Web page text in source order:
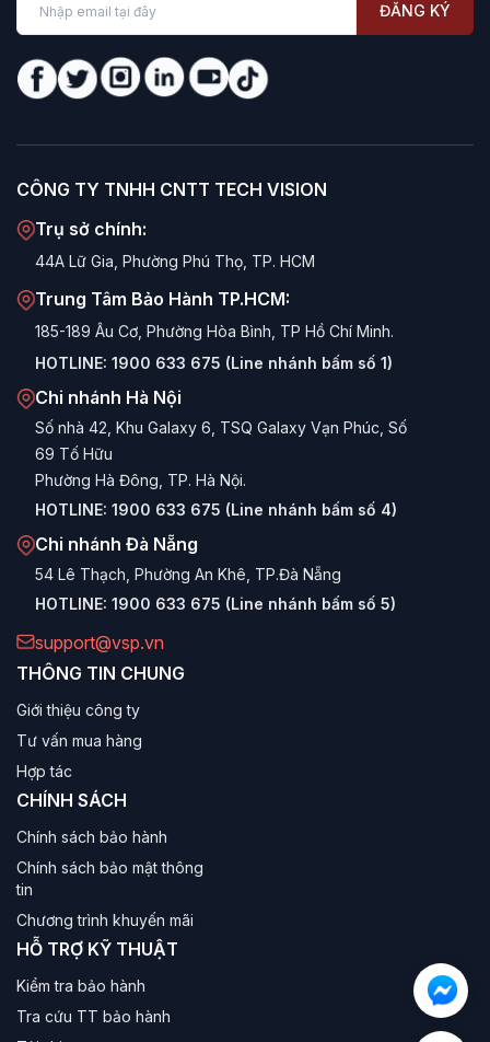
ĐĂNG KÝ
CÔNG TY TNHH CNTT TECH VISION
Trụ sở chính:
44A Lữ Gia, Phường Phú Thọ, TP. HCM
Trung Tâm Bảo Hành TP.HCM:
185-189 Âu Cơ, Phường Hòa Bình, TP Hồ Chí Minh.
HOTLINE: 1900 633 675 (Line nhánh bấm số 1)
Chi nhánh Hà Nội
Số nhà 42, Khu Galaxy 6, TSQ Galaxy Vạn Phúc, Số
69 Tố Hữu
Phường Hà Đông, TP. Hà Nội.
HOTLINE: 1900 633 675 (Line nhánh bấm số 4)
Chi nhánh Đà Nẵng
54 Lê Thạch, Phường An Khê, TP.Đà Nẵng
HOTLINE: 1900 633 675 (Line nhánh bấm số 5)
support@vsp.vn
THÔNG TIN CHUNG
Giới thiệu công ty
Tư vấn mua hàng
Hợp tác
CHÍNH SÁCH
Chính sách bảo hành
Chính sách bảo mật thông
tin
Chương trình khuyến mãi
HỖ TRỢ KỸ THUẬT
Kiểm tra bảo hành
Tra cứu TT bảo hành